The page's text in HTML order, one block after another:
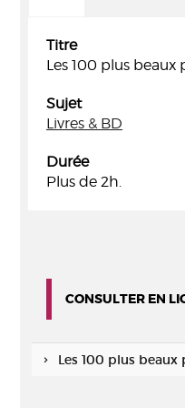
Titre
Les 100 plus beaux
Sujet
Livres & BD
Durée
Plus de 2h.
CONSULTER EN
Les 100 plus